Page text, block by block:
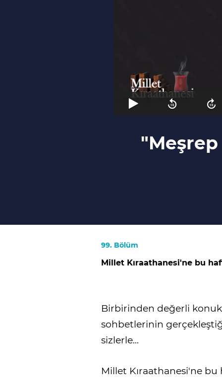
99. Bölüm
Millet Kıraathanesi'ne bu
Birbirinden değerli
sohbetlerinin
sizlerle...
Millet Kıraathanesi'ne